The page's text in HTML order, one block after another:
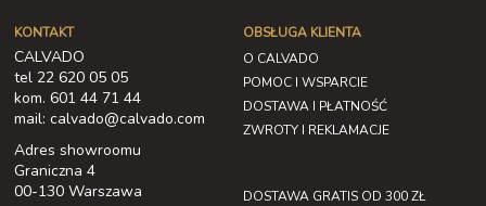
KONTAKT
CALVADO
tel 22 620 05 05
kom. 601 44 71 44
mail: calvado@calvado.com
Adres showroomu
Graniczna 4
00-130 Warszawa
OBSŁUGA KLIENTA
O CALVADO
POMOC I WSPARCIE
DOSTAWA I PŁATNOŚĆ
ZWROTY I REKLAMACJE
DOSTAWA GRATIS OD 300 ZŁ